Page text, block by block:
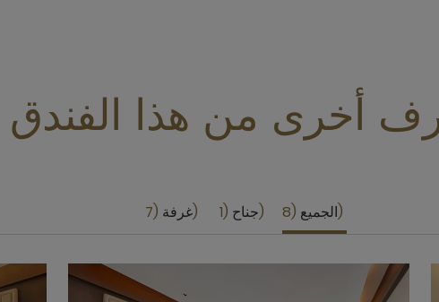
أخرى من هذا الفندق
الجميع 8 جناح 1 غرفة 7